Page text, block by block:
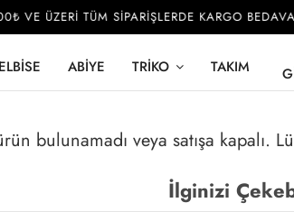
VE ÜZERİ TÜM SİPARİŞLERDE KARGO
ELBISE ABIYE TRIKO TAKIM
bulunamadı veya satışa kapalı.
İlginizi